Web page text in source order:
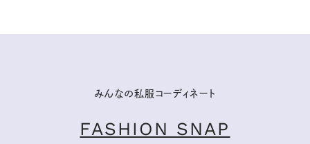
みんなの私服コーディネート
FASHION SNAP